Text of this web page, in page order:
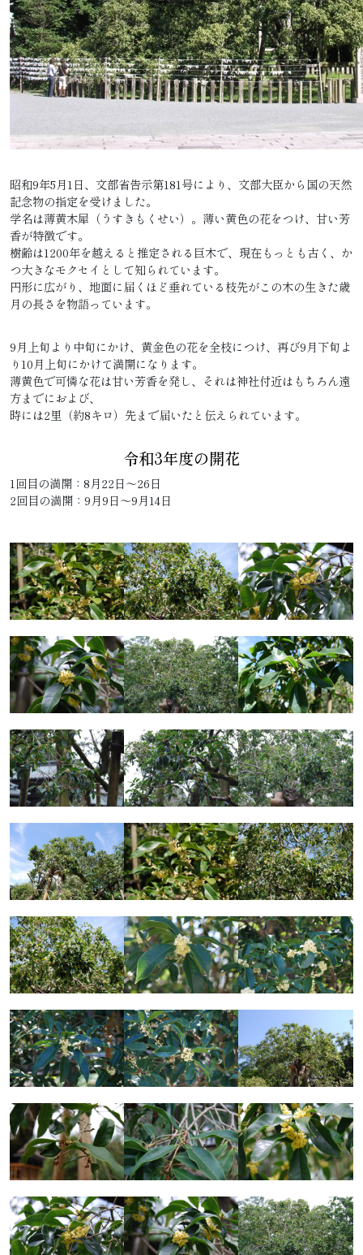
昭和9年5月1日、文部省告示第181号により、文部大臣から国の天然
記念物の指定を受けました。
学名は薄黄木犀（うすきもくせい）。薄い黄色の花をつけ、甘い芳
香が特徴です。
樹齢は1200年を越えると推定される巨木で、現在もっとも古く、か
つ大きなモクセイとして知られています。
円形に広がり、地面に届くほど垂れている枝先がこの木の生きた歳
月の長さを物語っています。
9月上旬より中旬にかけ、黄金色の花を全枝につけ、再び9月下旬よ
り10月上旬にかけて満開になります。
薄黄色で可憐な花は甘い芳香を発し、それは神社付近はもちろん遠
方までにおよび、
時には2里（約8キロ）先まで届いたと伝えられています。
令和3年度の開花
1回目の満開：8月22日～26日
2回目の満開：9月9日～9月14日